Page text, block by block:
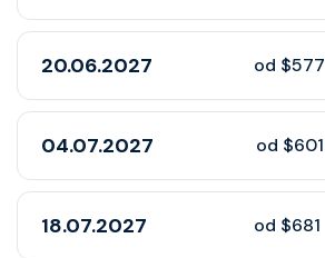
20.06.2027 od $577
04.07.2027 od $601
18.07.2027 od $681